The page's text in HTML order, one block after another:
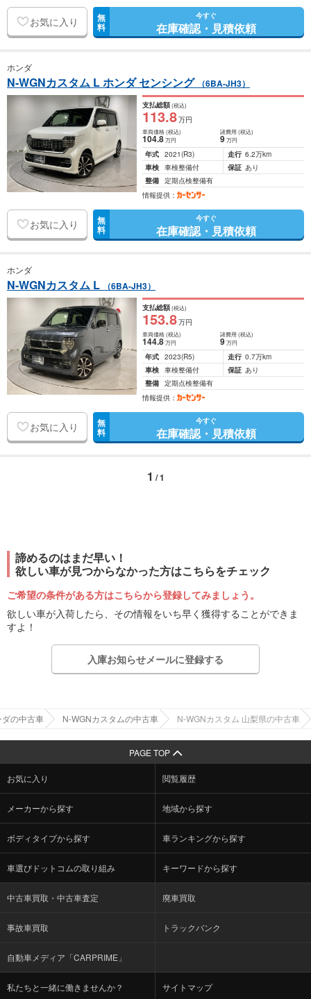
お気に入り 無
料
今すぐ
在庫確認・見積依頼
ホンダ
N-WGNカスタム L ホンダ センシング （6BA-JH3）
支払総額(税込)
113.8万円
車両価格(税込)
104.8万円
諸費用 (税込)
9 万円
年式 2021(R3) 走行 6.2万km
車検 車検整備付 保証 あり
整備 定期点検整備有
情報提供：
お気に入り 無
料
今すぐ
在庫確認・見積依頼
ホンダ
N-WGNカスタム L （6BA-JH3）
支払総額(税込)
153.8万円
車両価格(税込)
144.8万円
諸費用 (税込)
9 万円
年式 2023(R5) 走行 0.7万km
車検 車検整備付 保証 あり
整備 定期点検整備有
情報提供：
お気に入り 無
料
今すぐ
在庫確認・見積依頼
1 / 1
諦めるのはまだ早い！
欲しい車が見つからなかった方はこちらをチェック
ご希望の条件がある方はこちらから登録してみましょう。
欲しい車が入荷したら、その情報をいち早く獲得することができま
すよ！
入庫お知らせメールに登録する
ダの中古車 N-WGNカスタムの中古車 N-WGNカスタム 山梨県の中古車
PAGE TOP
お気に入り 閲覧履歴
メーカーから探す 地域から探す
ボディタイプから探す 車ランキングから探す
車選びドットコムの取り組み キーワードから探す
中古車買取・中古車査定 廃車買取
事故車買取 トラックバンク
自動車メディア「CARPRIME」
私たちと一緒に働きませんか？ サイトマップ